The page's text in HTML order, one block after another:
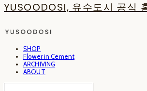
YUSOODOSI, 유수도시 공식
SHOP
Flower in Cement
ARCHIVING
ABOUT